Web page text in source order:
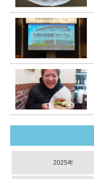
2025年